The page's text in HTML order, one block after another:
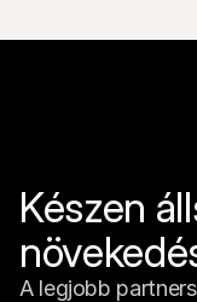
Készen
A legjobb